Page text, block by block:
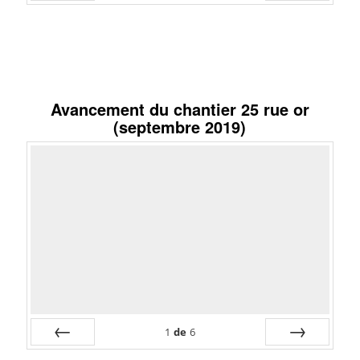
Avancement du chantier 25 rue or
(septembre 2019)
1 de 6